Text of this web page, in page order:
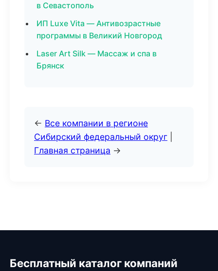
в Севастополь
ИП Luxe Vita — Антивозрастные
программы в Великий Новгород
Laser Art Silk — Массаж и спа в
Брянск
← Все компании в регионе
Сибирский федеральный округ
Главная страница →
Бесплатный каталог компаний